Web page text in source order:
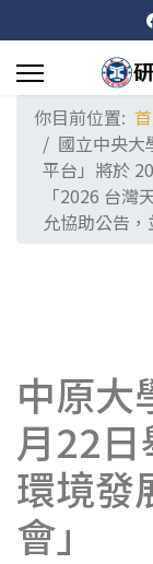
你目前位置:
國立中央大
平台」將於
「2026 台
允協助公告
中原大
月22
環境發
會」